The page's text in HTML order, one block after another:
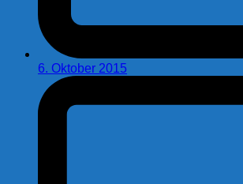
6. Oktober 2015